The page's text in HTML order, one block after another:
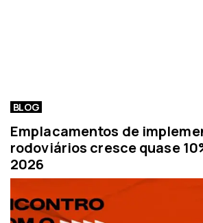
BLOG
Emplacamentos de
rodoviários cresce quase
2026